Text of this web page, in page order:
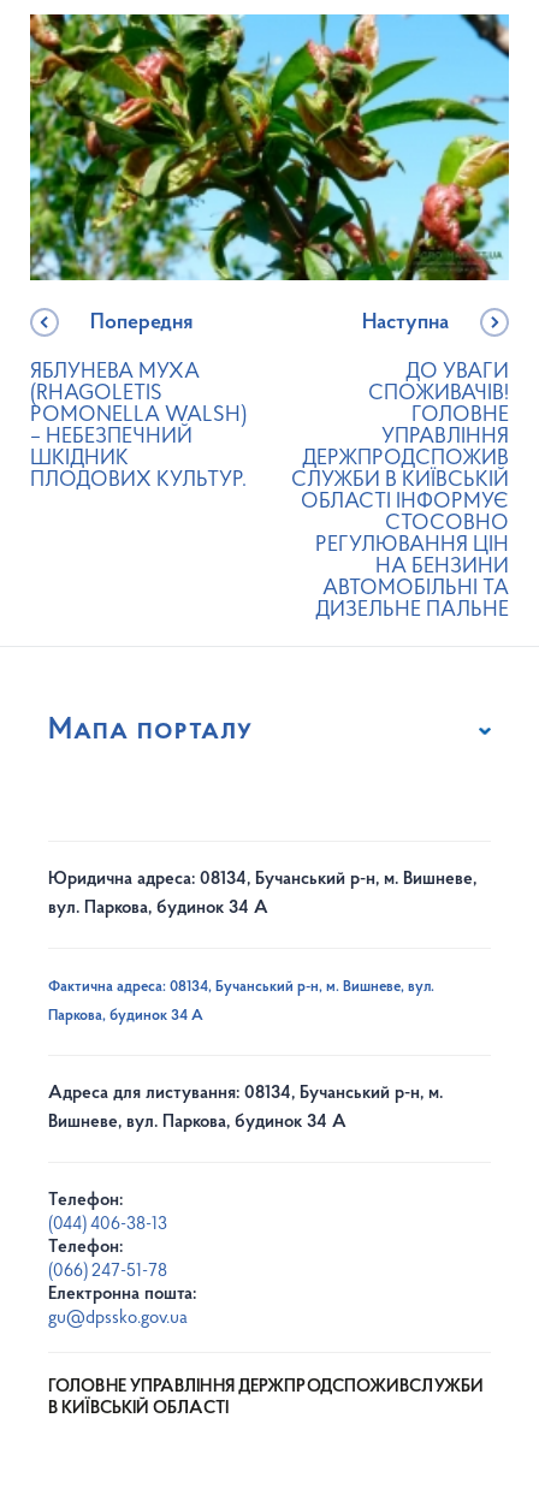
Попередня
ЯБЛУНЕВА МУХА
(RHAGOLETIS
POMONELLA WALSH)
– НЕБЕЗПЕЧНИЙ
ШКІДНИК
ПЛОДОВИХ КУЛЬТУР.
Наступна
ДО УВАГИ
СПОЖИВАЧІВ!
ГОЛОВНЕ
УПРАВЛІННЯ
ДЕРЖПРОДСПОЖИВ
СЛУЖБИ В КИЇВСЬКІЙ
ОБЛАСТІ ІНФОРМУЄ
СТОСОВНО
РЕГУЛЮВАННЯ ЦІН
НА БЕНЗИНИ
АВТОМОБІЛЬНІ ТА
ДИЗЕЛЬНЕ ПАЛЬНЕ
Мапа порталу
Юридична адреса: 08134, Бучанський р-н, м. Вишневе,
вул. Паркова, будинок 34 А
Фактична адреса: 08134, Бучанський р-н, м. Вишневе, вул.
Паркова, будинок 34 А
Адреса для листування: 08134, Бучанський р-н, м.
Вишневе, вул. Паркова, будинок 34 А
Телефон:
(044) 406-38-13
Телефон:
(066) 247-51-78
Електронна пошта:
gu@dpssko.gov.ua
ГОЛОВНЕ УПРАВЛІННЯ ДЕРЖПРОДСПОЖИВСЛУЖБИ
В КИЇВСЬКІЙ ОБЛАСТІ